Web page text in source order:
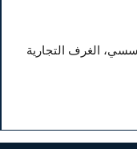
الغرف التجارية